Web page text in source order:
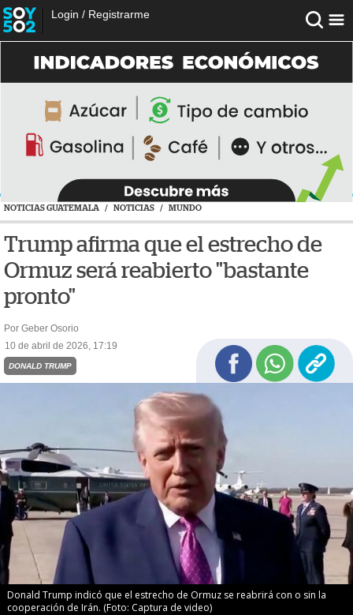
Login / Registrarme
NOTICIAS GUATEMALA / NOTICIAS / MUNDO
Trump afirma que el estrecho de
Ormuz será reabierto "bastante
pronto"
Por Geber Osorio
10 de abril de 2026, 17:19
DONALD TRUMP
Donald Trump indicó que el estrecho de Ormuz se reabrirá con o sin la
cooperación de Irán. (Foto: Captura de video)